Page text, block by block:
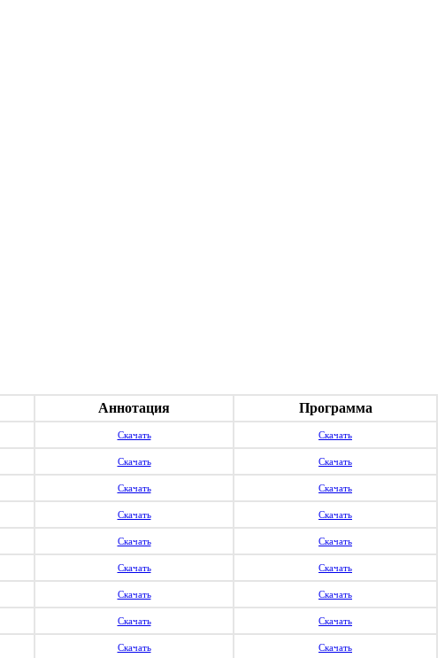
Аннотация
Программа
Скачать Скачать
Скачать Скачать
Скачать Скачать
Скачать Скачать
Скачать Скачать
Скачать Скачать
Скачать Скачать
Скачать Скачать
Скачать Скачать